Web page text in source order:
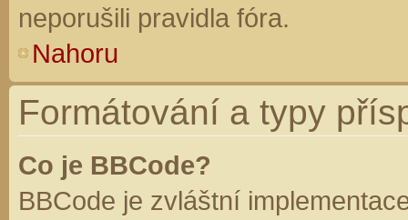
neporušili pravidla fóra.
Nahoru
Formátování a typy
Co je BBCode?
BBCode je zvláštní